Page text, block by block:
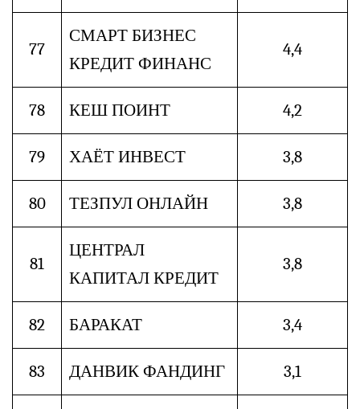
77
СМАРТ БИЗНЕС
КРЕДИТ ФИНАНС
4,4
78 КЕШ ПОИНТ 4,2
79 ХАЁТ ИНВЕСТ 3,8
80 ТЕЗПУЛ ОНЛАЙН 3,8
81
ЦЕНТРАЛ
КАПИТАЛ КРЕДИТ
3,8
82 БАРАКАТ 3,4
83 ДАНВИК ФАНДИНГ 3,1